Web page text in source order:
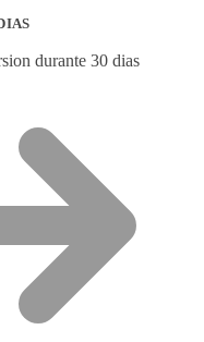
durante 30 dias